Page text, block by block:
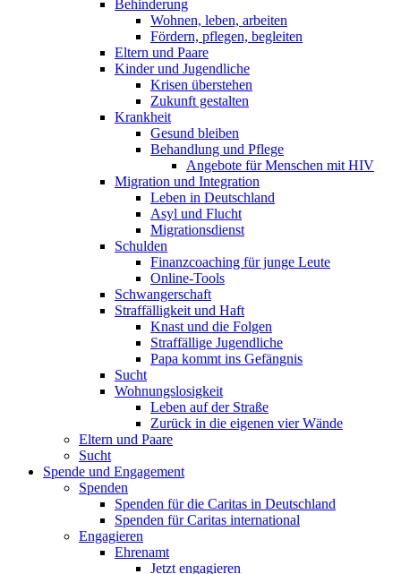
Behinderung
Wohnen, leben, arbeiten
Fördern, pflegen, begleiten
Eltern und Paare
Kinder und Jugendliche
Krisen überstehen
Zukunft gestalten
Krankheit
Gesund bleiben
Behandlung und Pflege
Angebote für Menschen mit HIV
Migration und Integration
Leben in Deutschland
Asyl und Flucht
Migrationsdienst
Schulden
Finanzcoaching für junge Leute
Online-Tools
Schwangerschaft
Straffälligkeit und Haft
Knast und die Folgen
Straffällige Jugendliche
Papa kommt ins Gefängnis
Sucht
Wohnungslosigkeit
Leben auf der Straße
Zurück in die eigenen vier Wände
Eltern und Paare
Sucht
Spende und Engagement
Spenden
Spenden für die Caritas in Deutschland
Spenden für Caritas international
Engagieren
Ehrenamt
Jetzt engagieren